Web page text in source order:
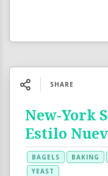
SHARE
New-York
Estilo
BAGELS BAKING
YEAST